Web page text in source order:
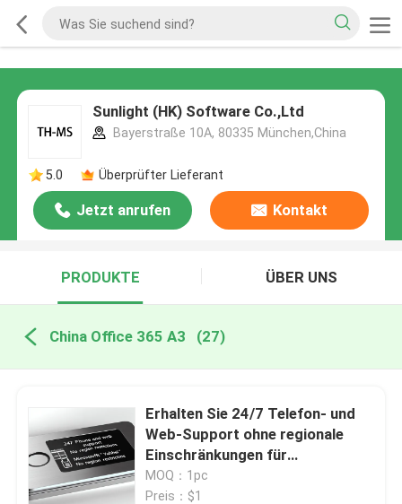
Sunlight (HK) Software Co.,Ltd
Bayerstraße 10A, 80335 München,China
5.0 Überprüfter Lieferant
Jetzt anrufen Kontakt
PRODUKTE ÜBER UNS
China Office 365 A3 (27)
Erhalten Sie 24/7 Telefon- und
Web-Support ohne regionale
Einschränkungen für
Produktnummern
MOQ：1pc
Preis：$1